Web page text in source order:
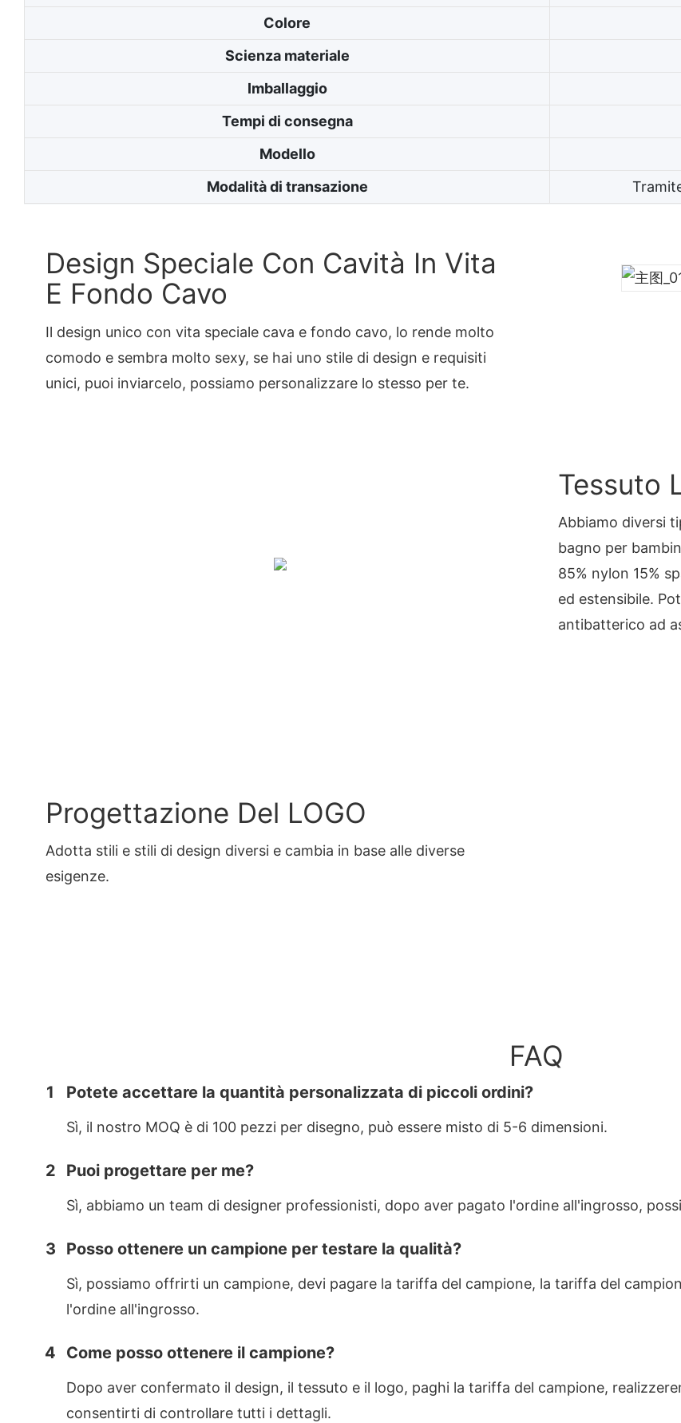
Colore
Scienza materiale
Imballaggio
Tempi di consegna
Modello
Modalità di transazione
Design Speciale Con Cavità In Vita
E Fondo Cavo
Il design unico con vita speciale cava e fondo cavo, lo rende molto
comodo e sembra molto sexy, se hai uno stile di design e requisiti
unici, puoi inviarcelo, possiamo personalizzare lo stesso per te.
Tessuto
Abbiamo diversi
bagno per
85% nylon 15%
ed estensibile.
antibatterico ad
Progettazione Del LOGO
Adotta stili e stili di design diversi e cambia in base alle diverse
esigenze.
FAQ
1 Potete accettare la quantità personalizzata di piccoli ordini?
Sì, il nostro MOQ è di 100 pezzi per disegno, può essere misto di 5-6 dimensioni.
2 Puoi progettare per me?
Sì, abbiamo un team di designer professionisti, dopo aver pagato l'ordine all'ingrosso,
3 Posso ottenere un campione per testare la qualità?
Sì, possiamo offrirti un campione, devi pagare la tariffa del campione, la tariffa del
l'ordine all'ingrosso.
4 Come posso ottenere il campione?
Dopo aver confermato il design, il tessuto e il logo, paghi la tariffa del campione,
consentirti di controllare tutti i dettagli.